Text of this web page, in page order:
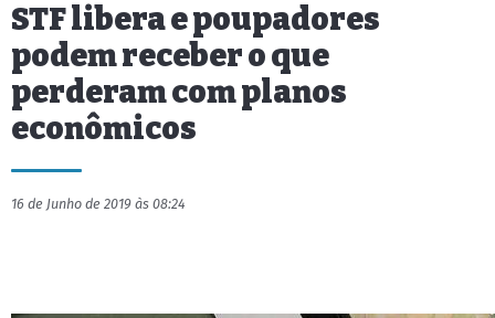
STF libera e poupadores
podem receber o que
perderam com planos
econômicos
16 de Junho de 2019 às 08:24